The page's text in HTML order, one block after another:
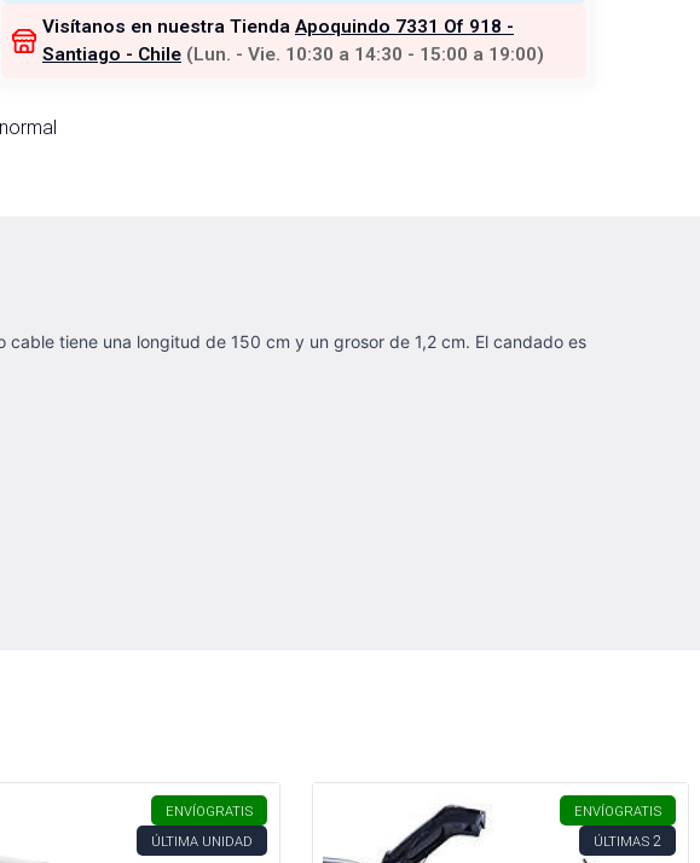
Visítanos en nuestra Tienda Apoquindo 7331 Of 918 -
Santiago - Chile (Lun. - Vie. 10:30 a 14:30 - 15:00 a 19:00)
tiene una longitud de 150 cm y un grosor de 1,2 cm. El candado es
ENVÍOGRATIS
ÚLTIMA UNIDAD
ENVÍOGRATIS
ÚLTIMAS 2